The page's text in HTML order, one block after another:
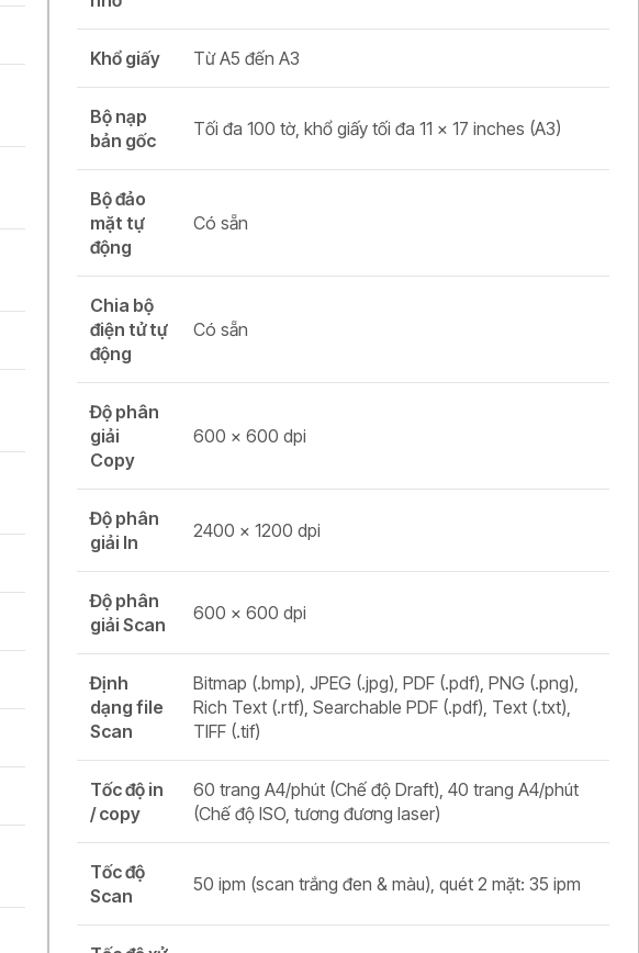
Khổ giấy Từ A5 đến A3
Bộ nạp
bản gốc
Tối đa 100 tờ, khổ giấy tối đa 11 x 17 inches (A3)
Bộ đảo
mặt tự
động
Có sẵn
Chia bộ
điện tử tự
động
Có sẵn
Độ phân
giải
Copy
600 × 600 dpi
Độ phân
giải In
2400 × 1200 dpi
Độ phân
giải Scan
600 × 600 dpi
Định
dạng file
Scan
Bitmap (.bmp), JPEG (.jpg), PDF (.pdf), PNG (.png),
Rich Text (.rtf), Searchable PDF (.pdf), Text (.txt),
TIFF (.tif)
Tốc độ in
/ copy
60 trang A4/phút (Chế độ Draft), 40 trang A4/phút
(Chế độ ISO, tương đương laser)
Tốc độ
Scan
50 ipm (scan trắng đen & màu), quét 2 mặt: 35 ipm